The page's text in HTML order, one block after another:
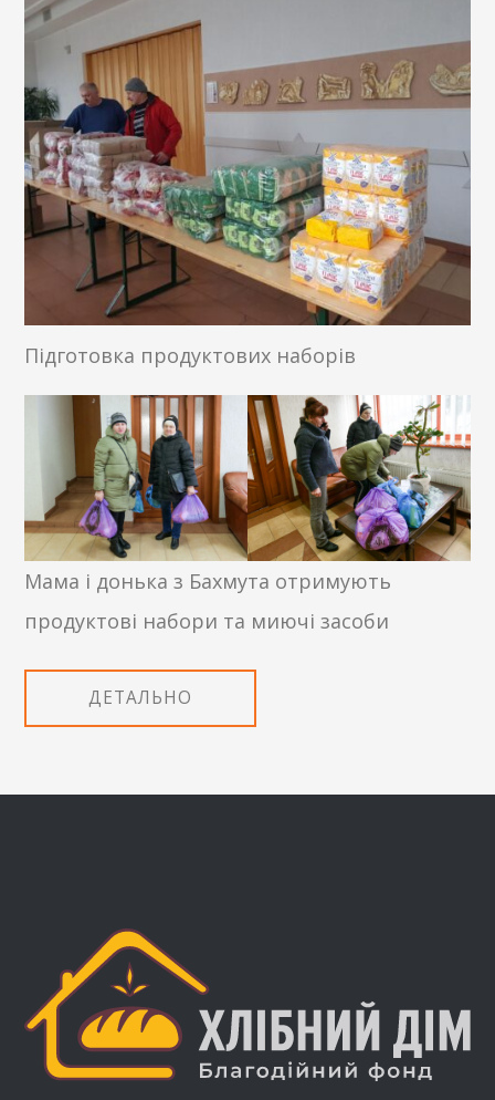
Підготовка продуктових наборів
Мама і донька з Бахмута отримують
продуктові набори та миючі засоби
ДЕТАЛЬНО